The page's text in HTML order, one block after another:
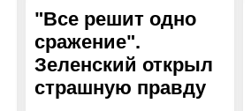
"Все решит одно
сражение".
Зеленский открыл
страшную правду